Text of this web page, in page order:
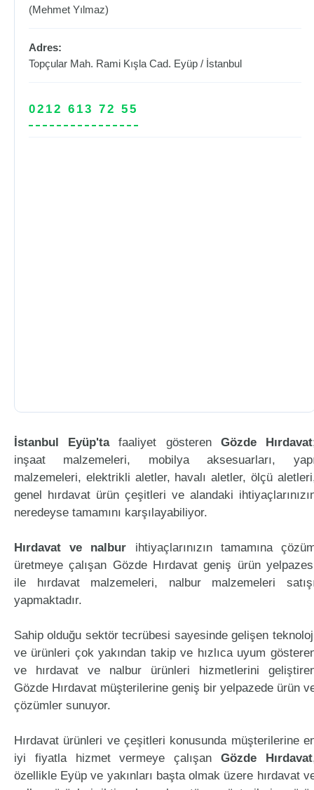
(Mehmet Yılmaz)
Adres:
Topçular Mah. Rami Kışla Cad. Eyüp / İstanbul
0212 613 72 55
İstanbul Eyüp'tafaaliyet gösteren Gözde Hırdavat
inşaat malzemeleri, mobilya aksesuarları,
malzemeleri, elektrikli aletler, havalı aletler, ölçü
genel hırdavat ürün çeşitleri ve alandaki
neredeyse tamamını karşılayabiliyor.
Hırdavat ve nalbur ihtiyaçlarınızın tamamına
üretmeye çalışan Gözde Hırdavat geniş ürün
ile hırdavat malzemeleri, nalbur malzemeleri
yapmaktadır.
Sahip olduğu sektör tecrübesi sayesinde gelişen
ve ürünleri çok yakından takip ve hızlıca uyum
ve hırdavat ve nalbur ürünleri hizmetlerini
Gözde Hırdavat müşterilerine geniş bir yelpazede ürün
çözümler sunuyor.
Hırdavat ürünleri ve çeşitleri konusunda müşterilerine
iyi fiyatla hizmet vermeye çalışanGözde Hırdavat
özellikle Eyüp ve yakınları başta olmak üzere hırdavat